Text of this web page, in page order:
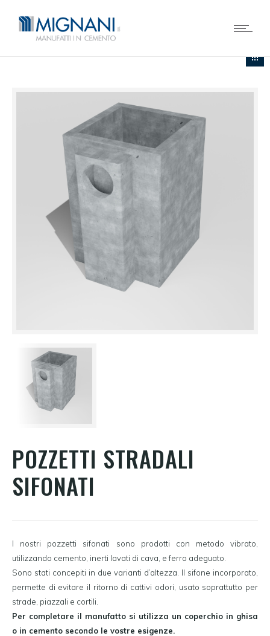
POZZETTI STRADALI
SIFONATI
I nostri pozzetti sifonati sono prodotti con metodo vibrato,
utilizzando cemento, inerti lavati di cava, e ferro adeguato.
Sono stati concepiti in due varianti d’altezza. Il sifone incorporato,
permette di evitare il ritorno di cattivi odori, usato soprattutto per
strade, piazzali e cortili.
Per completare il manufatto si utilizza un coperchio in ghisa
o in cemento secondo le vostre esigenze.